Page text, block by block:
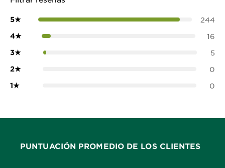
5★ 244
4★ 16
3★ 5
2★ 0
1★ 0
PUNTUACIÓN PROMEDIO DE LOS CLIENTES